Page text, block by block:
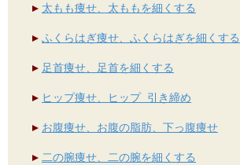
太もも痩せ、太ももを細くする
ふくらはぎ痩せ、ふくらはぎを細くする
足首痩せ、足首を細くする
ヒップ痩せ、ヒップ 引き締め
お腹痩せ、お腹の脂肪、下っ腹痩せ
二の腕痩せ、二の腕を細くする